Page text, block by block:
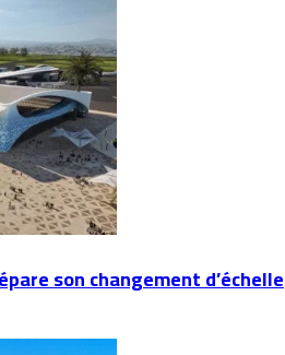
son changement d’échelle